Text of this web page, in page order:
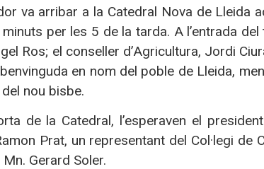
va arribar a la Catedral Nova de Lleida
per les 5 de la tarda. A l’entrada
Ros; el conseller d’Agricultura, Jordi
en nom del poble de Lleida,
nou bisbe.
de la Catedral, l’esperaven el
Prat, un representant del Col·legi
Gerard Soler.